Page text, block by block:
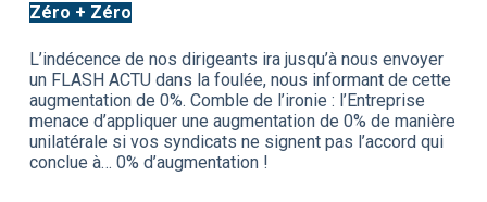
Zéro + Zéro
L’indécence de nos dirigeants ira jusqu’à nous envoyer
un FLASH ACTU dans la foulée, nous informant de cette
augmentation de 0%. Comble de l’ironie : l’Entreprise
menace d’appliquer une augmentation de 0% de manière
unilatérale si vos syndicats ne signent pas l’accord qui
conclue à… 0% d’augmentation !